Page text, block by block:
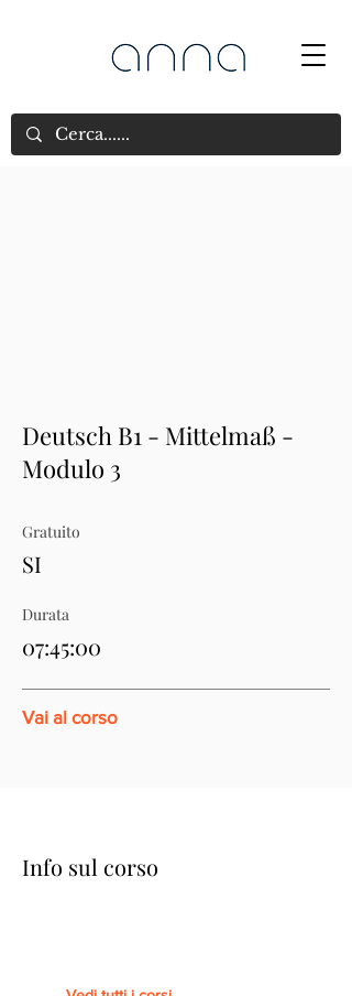
Deutsch B1 - Mittelmaß -
Modulo 3
Gratuito
SI
Durata
07:45:00
Vai al corso
Info sul corso